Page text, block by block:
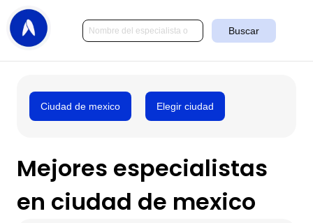
Buscar
Ciudad de mexico Elegir ciudad
Mejores especialistas
en ciudad de mexico